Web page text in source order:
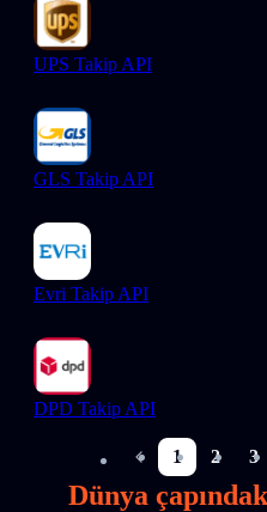
UPS Takip API
GLS Takip API
Evri Takip API
DPD Takip API
1 2 3
Dünya